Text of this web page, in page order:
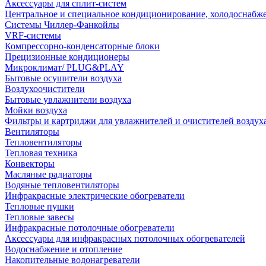
Аксессуары для сплит-систем
Центральное и специальное кондиционирование,
Системы Чиллер-Фанкойлы
VRF-системы
Компрессорно-конденсаторные блоки
Прецизионные кондиционеры
Микроклимат/ PLUG&PLAY
Бытовые осушители воздуха
Воздухоочистители
Бытовые увлажнители воздуха
Мойки воздуха
Фильтры и картриджи для увлажнителей и очистителей
Вентиляторы
Тепловентиляторы
Тепловая техника
Конвекторы
Масляные радиаторы
Водяные тепловентиляторы
Инфракрасные электрические обогреватели
Тепловые пушки
Тепловые завесы
Инфракрасные потолочные обогреватели
Аксессуары для инфракрасных потолочных обогревателей
Водоснабжение и отопление
Накопительные водонагреватели